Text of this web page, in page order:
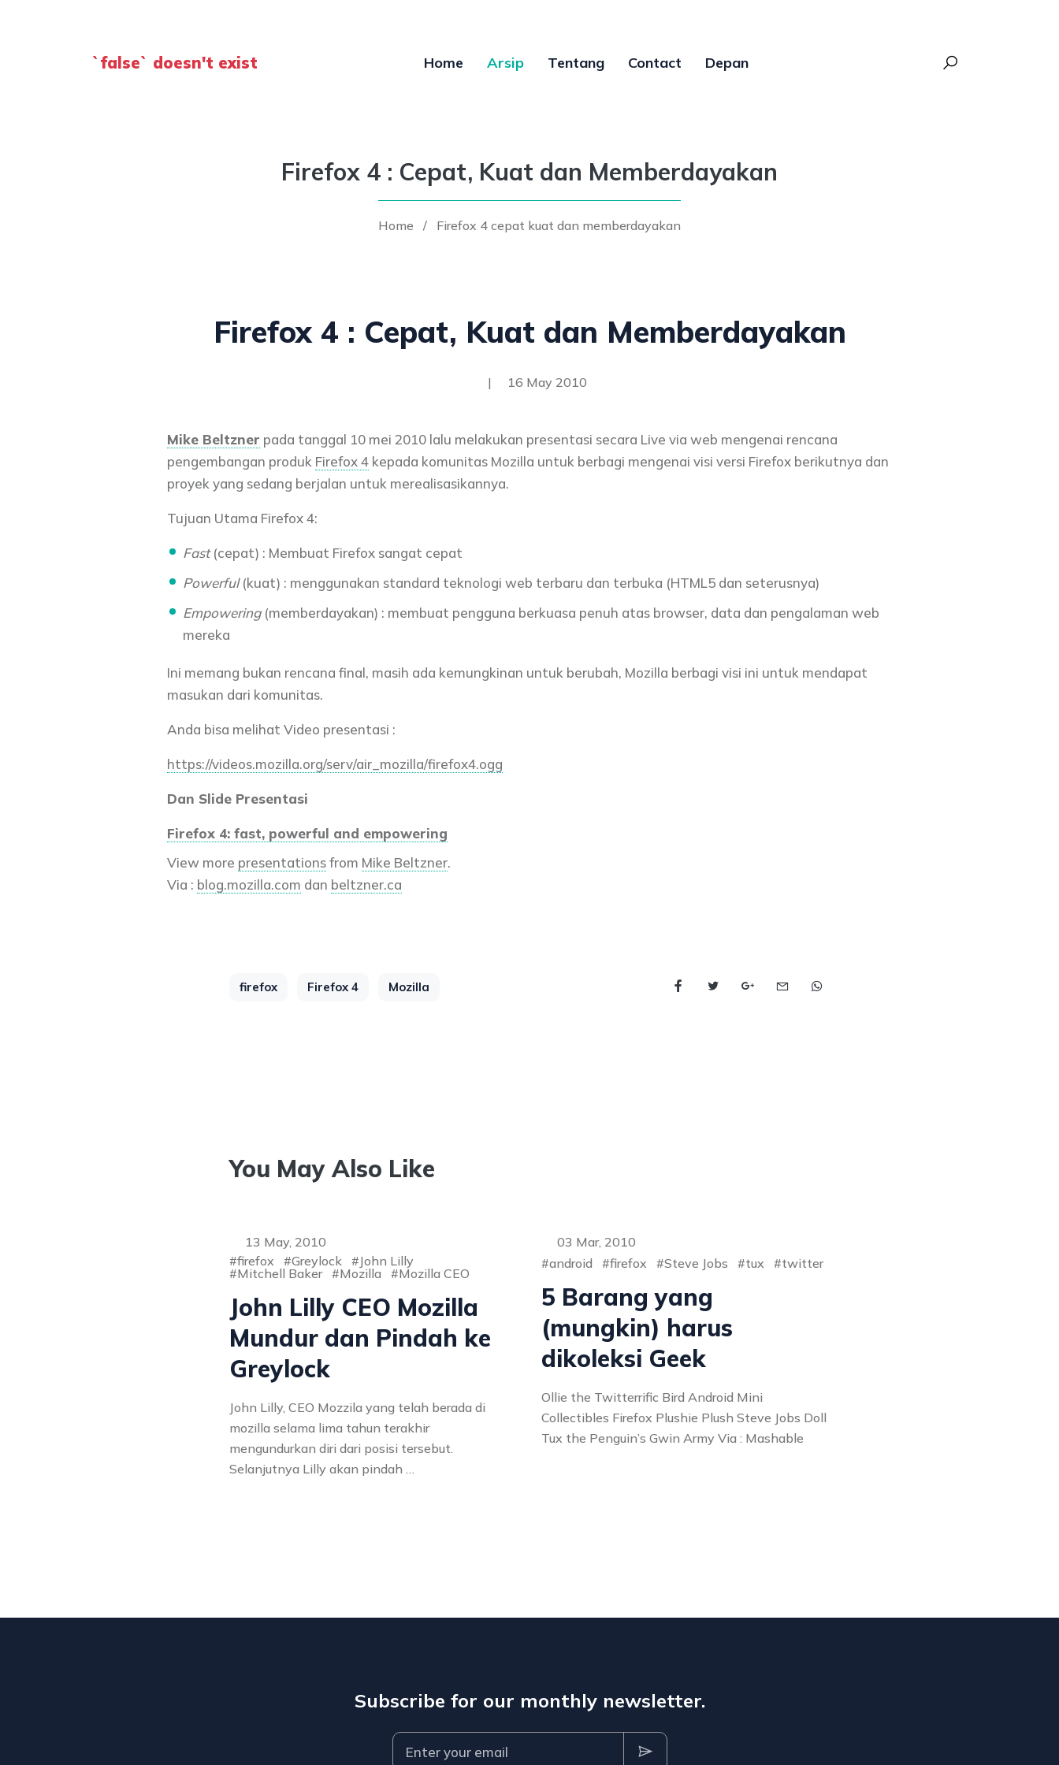
`false` doesn't exist Home Arsip Tentang Contact Depan
Firefox 4 : Cepat, Kuat dan Memberdayakan
Home / Firefox 4 cepat kuat dan memberdayakan
Firefox 4 : Cepat, Kuat dan Memberdayakan
| 16 May 2010
Mike Beltzner pada tanggal 10 mei 2010 lalu melakukan presentasi secara Live via web mengenai rencana
pengembangan produk Firefox 4 kepada komunitas Mozilla untuk berbagi mengenai visi versi Firefox berikutnya dan
proyek yang sedang berjalan untuk merealisasikannya.
Tujuan Utama Firefox 4:
Fast(cepat) : Membuat Firefox sangat cepat
Powerful(kuat) : menggunakan standard teknologi web terbaru dan terbuka (HTML5 dan seterusnya)
Empowering(memberdayakan) : membuat pengguna berkuasa penuh atas browser, data dan pengalaman web
mereka
Ini memang bukan rencana final, masih ada kemungkinan untuk berubah, Mozilla berbagi visi ini untuk mendapat
masukan dari komunitas.
Anda bisa melihat Video presentasi :
https://videos.mozilla.org/serv/air_mozilla/firefox4.ogg
Dan Slide Presentasi
Firefox 4: fast, powerful and empowering
View more presentationsfrom Mike Beltzner.
Via : blog.mozilla.com dan beltzner.ca
firefox Firefox 4 Mozilla
You May Also Like
13 May, 2010
firefox
Greylock
John Lilly
Mitchell Baker
Mozilla Mozilla CEO
John Lilly CEO Mozilla
Mundur dan Pindah ke
Greylock
John Lilly, CEO Mozzila yang telah berada di
mozilla selama lima tahun terakhir
mengundurkan diri dari posisi tersebut.
Selanjutnya Lilly akan pindah …
03 Mar, 2010
android
firefox Steve Jobs tux twitter
5 Barang yang
(mungkin) harus
dikoleksi Geek
Ollie the Twitterrific Bird Android Mini
Collectibles Firefox Plushie Plush Steve Jobs Doll
Tux the Penguin’s Gwin Army Via : Mashable
Subscribe for our monthly newsletter.